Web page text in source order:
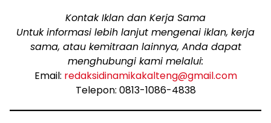
Kontak Iklan dan Kerja Sama
Untuk informasi lebih lanjut mengenai iklan, kerja
sama, atau kemitraan lainnya, Anda dapat
menghubungi kami melalui:
Email: redaksidinamikakalteng@gmail.com
Telepon: 0813-1086-4838